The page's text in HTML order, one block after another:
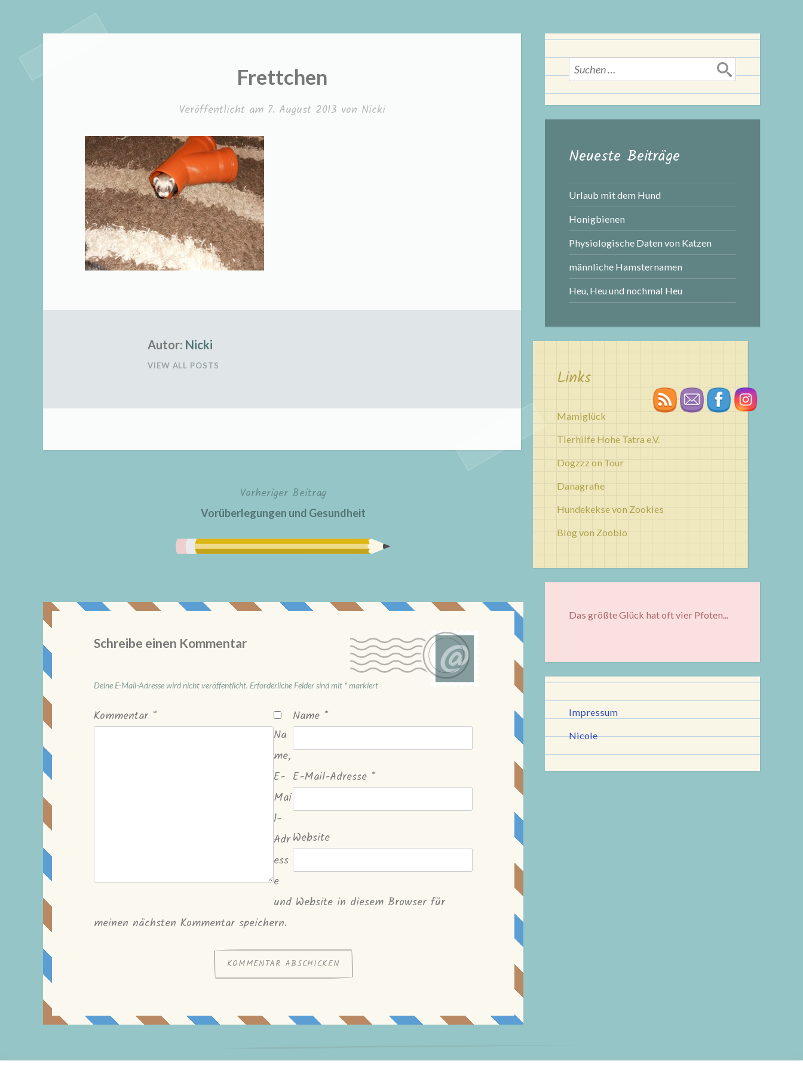
Frettchen
Veröffentlicht am 7. August 2013 von Nicki
Autor: Nicki
VIEW ALL POSTS
Vorheriger Beitrag
Vorüberlegungen und Gesundheit
Schreibe einen Kommentar
Deine E-Mail-Adresse wird nicht veröffentlicht. Erforderliche Felder sind mit *markiert
Kommentar * Name *
E-Mail-Adresse *
Website
Na
me,
E-
Mai
l-
Adr
ess
e
und Website in diesem Browser für
meinen nächsten Kommentar speichern.
Suchen
nach:
Neueste Beiträge
Urlaub mit dem Hund
Honigbienen
Physiologische Daten von Katzen
männliche Hamsternamen
Heu, Heu und nochmal Heu
Links
Mamiglück
Tierhilfe Hohe Tatra e.V.
Dogzzz on Tour
Danagrafie
Hundekekse von Zookies
Blog von Zoobio
Das größte Glück hat oft vier Pfoten...
Impressum
Nicole